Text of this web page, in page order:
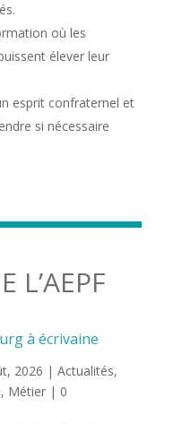
où les
élever leur
esprit confraternel et
si nécessaire
L’AEPF
à écrivaine
2026 | Actualités,
, Métier| 0